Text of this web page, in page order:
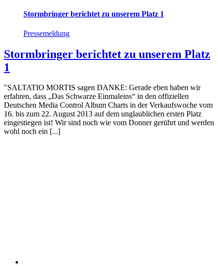
Stormbringer berichtet zu unserem Platz 1
Pressemeldung
Stormbringer berichtet zu unserem Platz
1
"SALTATIO MORTIS sagen DANKE: Gerade eben haben wir
erfahren, dass „Das Schwarze Einmaleins“ in den offiziellen
Deutschen Media Control Album Charts in der Verkaufswoche vom
16. bis zum 22. August 2013 auf dem unglaublichen ersten Platz
eingestiegen ist! Wir sind noch wie vom Donner gerührt und werden
wohl noch ein [...]